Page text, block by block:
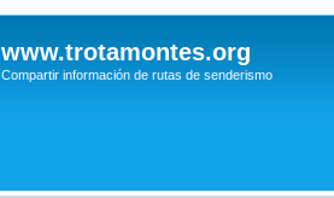
www.trotamontes.org
Compartir información de rutas de senderismo